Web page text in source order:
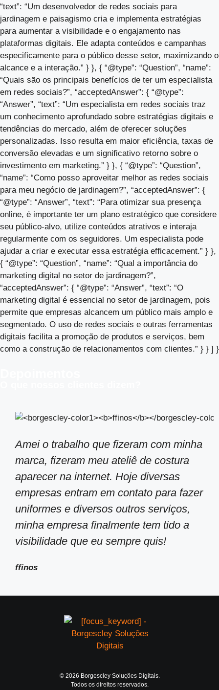
“text”: “Um desenvolvedor de redes sociais para
jardinagem e paisagismo cria e implementa estratégias
para aumentar a visibilidade e o engajamento nas
plataformas digitais. Ele adapta conteúdos e campanhas
especificamente para o público desse setor, maximizando o
alcance e a interação.” } }, { “@type”: “Question”, “name”:
“Quais são os principais benefícios de ter um especialista
em redes sociais?”, “acceptedAnswer”: { “@type”:
“Answer”, “text”: “Um especialista em redes sociais traz
um conhecimento aprofundado sobre estratégias digitais e
tendências do mercado, além de oferecer soluções
personalizadas. Isso resulta em maior eficiência, taxas de
conversão elevadas e um significativo retorno sobre o
investimento em marketing.” } }, { “@type”: “Question”,
“name”: “Como posso aproveitar melhor as redes sociais
para meu negócio de jardinagem?”, “acceptedAnswer”: {
“@type”: “Answer”, “text”: “Para otimizar sua presença
online, é importante ter um plano estratégico que considere
seu público-alvo, utilize conteúdos atrativos e interaja
regularmente com os seguidores. Um especialista pode
ajudar a criar e executar essa estratégia efficacement.” } },
{ “@type”: “Question”, “name”: “Qual a importância do
marketing digital no setor de jardinagem?”,
“acceptedAnswer”: { “@type”: “Answer”, “text”: “O
marketing digital é essencial no setor de jardinagem, pois
permite que empresas alcancem um público mais amplo e
segmentado. O uso de redes sociais e outras ferramentas
digitais facilita a promoção de produtos e serviços, bem
como a construção de relacionamentos com clientes.” } } ] }
Amei o trabalho que fizeram com minha
marca, fizeram meu ateliê de costura
aparecer na internet. Hoje diversas
empresas entram em contato para fazer
uniformes e diversos outros serviços,
minha empresa finalmente tem tido a
visibilidade que eu sempre quis!
ffinos
© 2026 Borgescley Soluções Digitais.
Todos os direitos reservados.